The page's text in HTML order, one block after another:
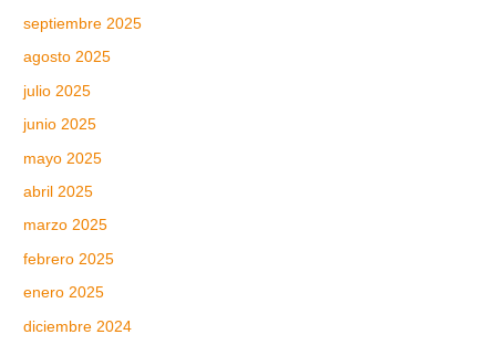
septiembre 2025
agosto 2025
julio 2025
junio 2025
mayo 2025
abril 2025
marzo 2025
febrero 2025
enero 2025
diciembre 2024